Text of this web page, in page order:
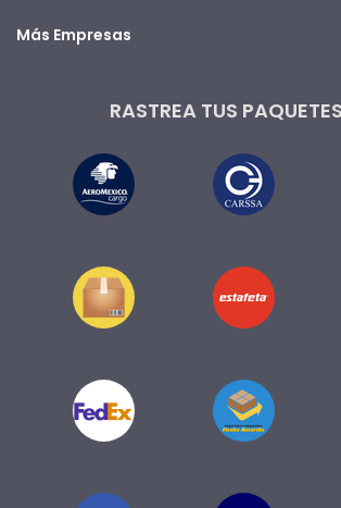
Más Empresas
RASTREA TUS